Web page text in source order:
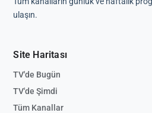
ulaşın.
Site Haritası
TV'de Bugün
TV'de Şimdi
Tüm Kanallar